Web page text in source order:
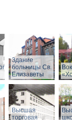
Здание
больницы Св.
Елизаветы
Высшая
торговая